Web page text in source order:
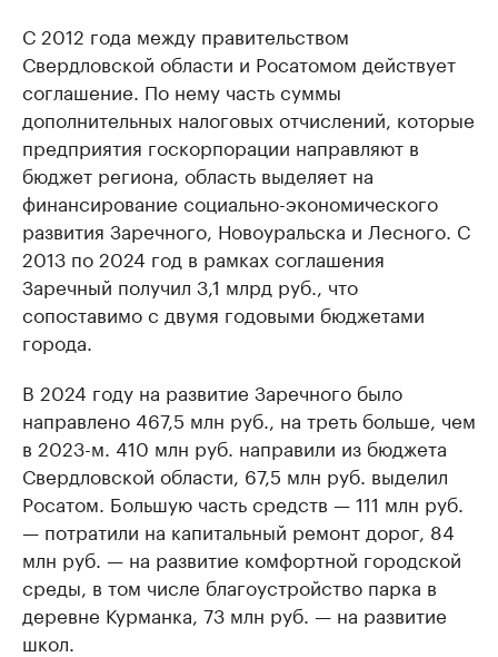
С 2012 года между правительством
Свердловской области и Росатомом действует
соглашение. По нему часть суммы
дополнительных налоговых отчислений, которые
предприятия госкорпорации направляют в
бюджет региона, область выделяет на
финансирование социально-экономического
развития Заречного, Новоуральска и Лесного. С
2013 по 2024 год в рамках соглашения
Заречный получил 3,1 млрд руб., что
сопоставимо с двумя годовыми бюджетами
города.
В 2024 году на развитие Заречного было
направлено 467,5 млн руб., на треть больше, чем
в 2023-м. 410 млн руб. направили из бюджета
Свердловской области, 67,5 млн руб. выделил
Росатом. Большую часть средств — 111 млн руб.
— потратили на капитальный ремонт дорог, 84
млн руб. — на развитие комфортной городской
среды, в том числе благоустройство парка в
деревне Курманка, 73 млн руб. — на развитие
школ.